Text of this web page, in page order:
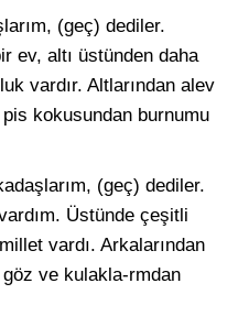
(geç) dediler.
ev, altı üstünden daha
vardır. Altlarından alev
koku­sundan burnumu
(geç) dediler.
Üstünde çeşitli
vardı. Arkalarından
ve kulakla-rmdan